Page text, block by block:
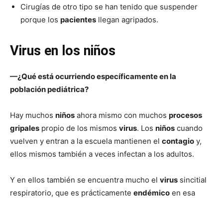
Cirugías de otro tipo se han tenido que suspender
porque los pacientes llegan agripados.
Virus en los niños
—¿Qué está ocurriendo específicamente en la
población pediátrica?
Hay muchos niños ahora mismo con muchos procesos
gripales propio de los mismos virus. Los niños cuando
vuelven y entran a la escuela mantienen el contagio y,
ellos mismos también a veces infectan a los adultos.
Y en ellos también se encuentra mucho el virus sincitial
respiratorio, que es prácticamente endémico en esa